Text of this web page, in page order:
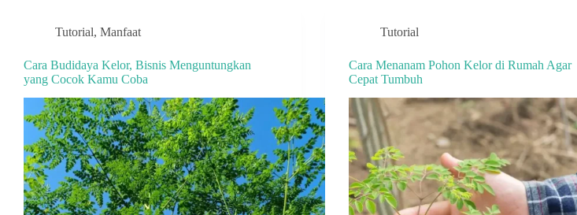
Tutorial, Manfaat
Cara Budidaya Kelor, Bisnis Menguntungkan
yang Cocok Kamu Coba
Tutorial
Cara Menanam Pohon Kelor di Rumah Agar
Cepat Tumbuh